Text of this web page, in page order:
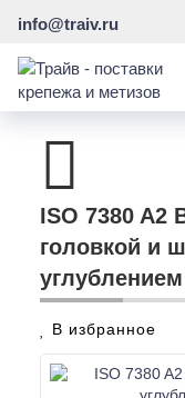
info@traiv.ru
ISO 7380 A2
головкой и
В избранное